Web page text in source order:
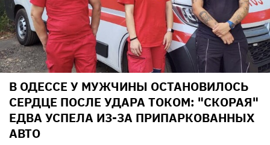
В ОДЕССЕ У МУЖЧИНЫ ОСТАНОВИЛОСЬ
СЕРДЦЕ ПОСЛЕ УДАРА ТОКОМ: "СКОРАЯ"
ЕДВА УСПЕЛА ИЗ-ЗА ПРИПАРКОВАННЫХ
АВТО